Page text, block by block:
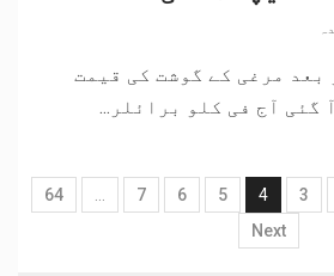
بعد مرغی کے گوشت کی قیمت
گئی آج فی کلو برائلر...
3
4
5
6
7
…
64
Next